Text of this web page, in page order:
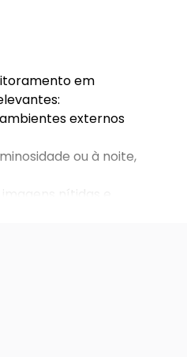
em
externos
ou à noite,
nítidas e